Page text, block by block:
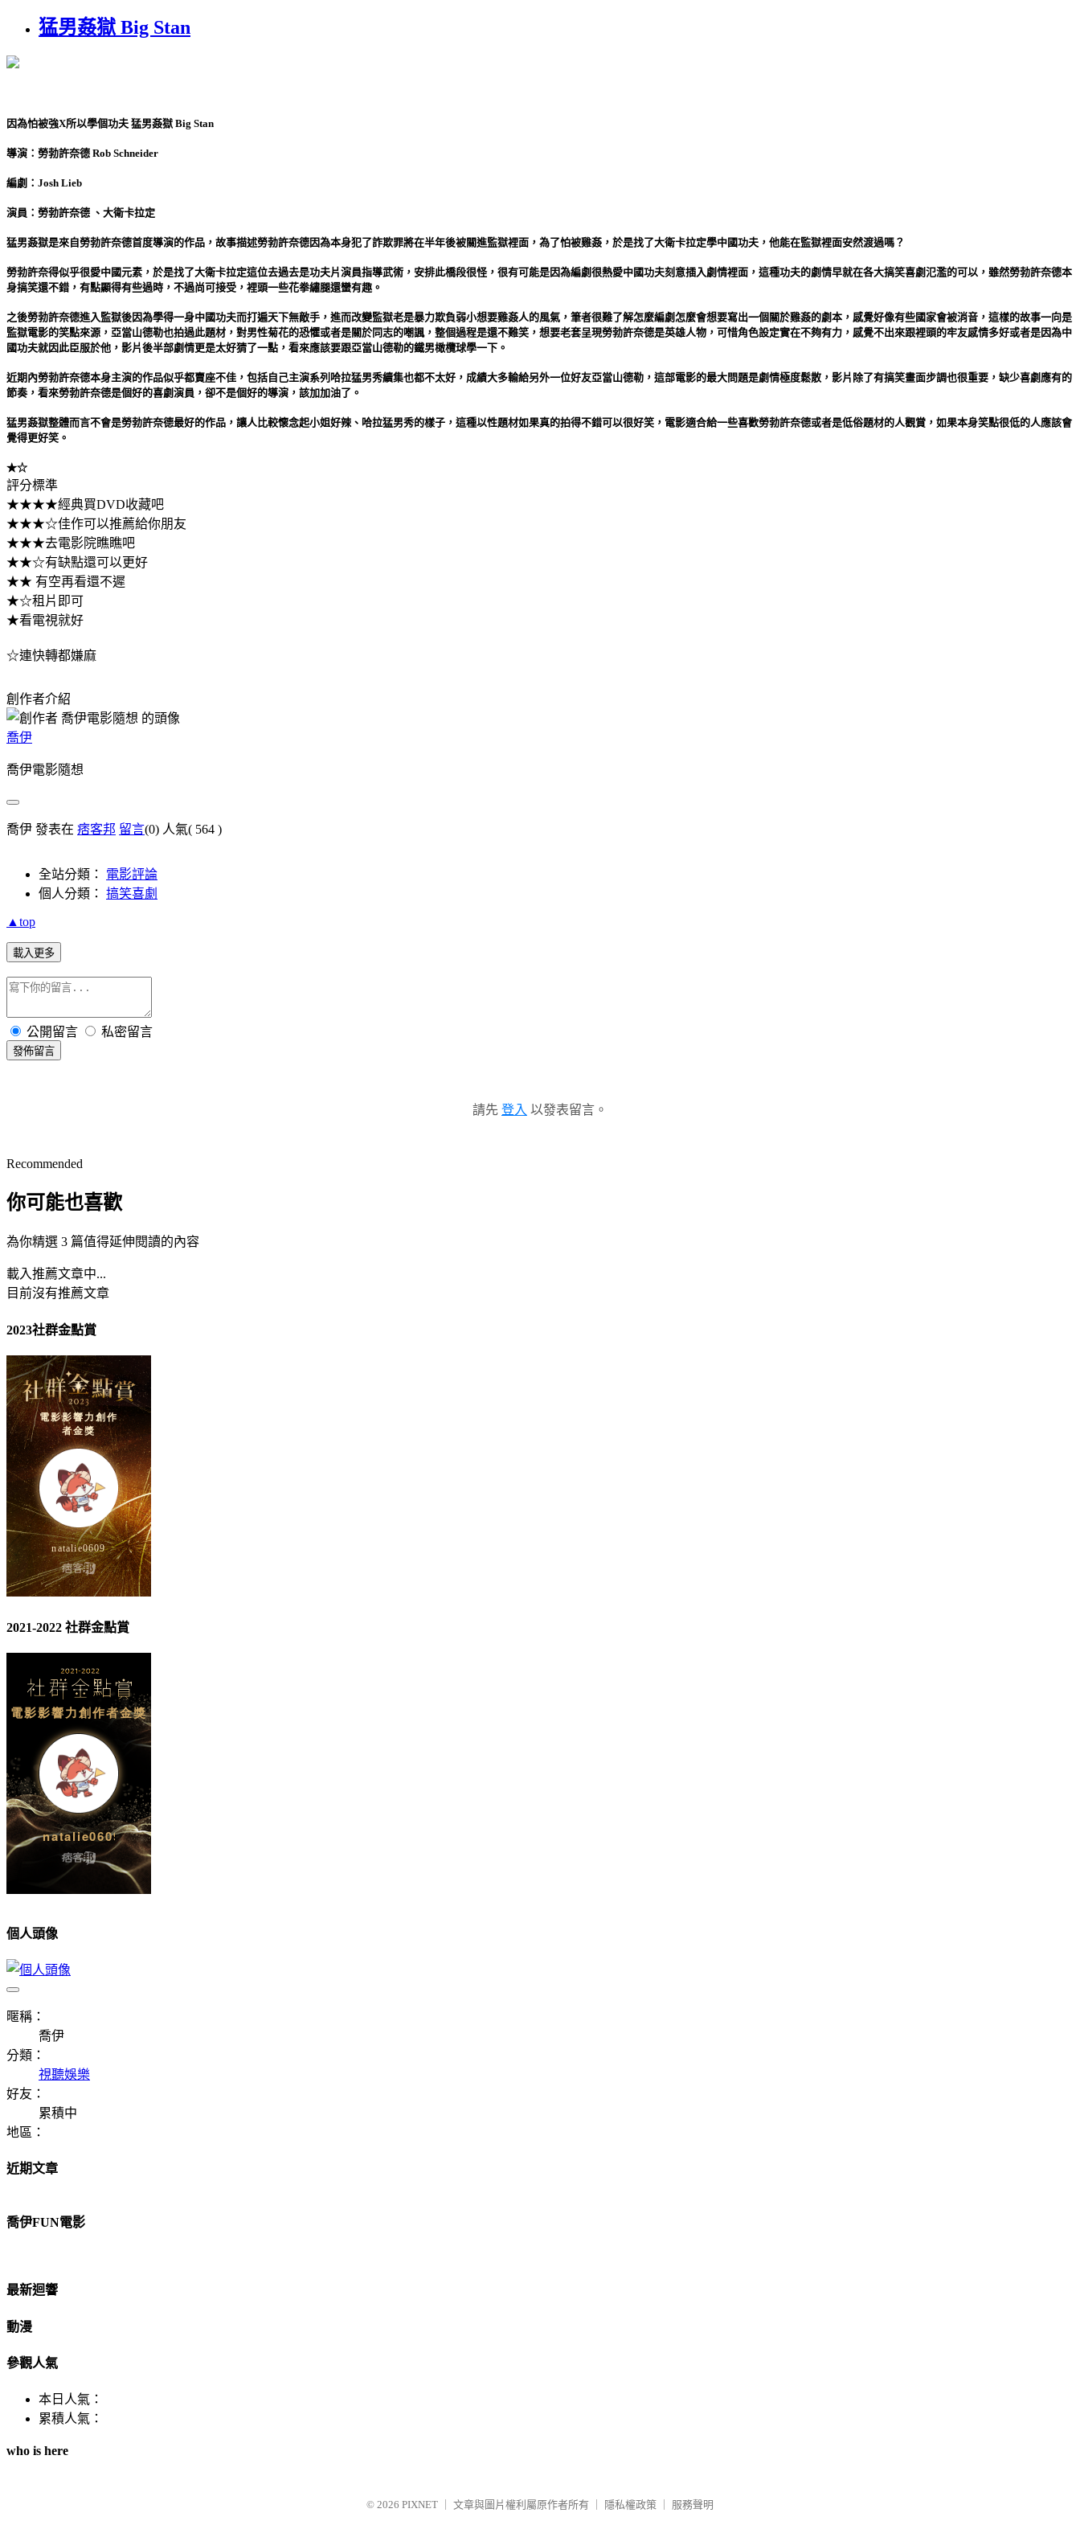
猛男姦獄 Big Stan
因為怕被強X所以學個功夫 猛男姦獄 Big Stan
導演：勞勃許奈德 Rob Schneider
編劇：Josh Lieb
演員：勞勃許奈德 、大衛卡拉定
猛男姦獄是來自勞勃許奈德首度導演的作品，故事描述勞勃許奈德因為本身犯了詐欺罪將在半年後被關進監獄裡面，為了怕被雞姦，於是找了大衛卡拉定學中國功夫，他能在監獄裡面安然渡過嗎？
勞勃許奈得似乎很愛中國元素，於是找了大衛卡拉定這位去過去是功夫片演員指導武術，安排此橋段很怪，很有可能是因為編劇很熱愛中國功夫刻意插入劇情裡面，這種功夫的劇情早就在各大搞笑喜劇氾濫的可以，雖然勞勃許奈德本
身搞笑還不錯，有點顯得有些過時，不過尚可接受，裡頭一些花拳繡腿還蠻有趣。
之後勞勃許奈德進入監獄後因為學得一身中國功夫而打遍天下無敵手，進而改變監獄老是暴力欺負弱小想要雞姦人的風氣，筆者很難了解怎麼編劇怎麼會想要寫出一個關於雞姦的劇本，感覺好像有些國家會被消音，這樣的故事一向是
監獄電影的笑點來源，亞當山德勒也拍過此題材，對男性菊花的恐懼或者是關於同志的嘲諷，整個過程是還不難笑，想要老套呈現勞勃許奈德是英雄人物，可惜角色設定實在不夠有力，感覺不出來跟裡頭的牢友感情多好或者是因為中
國功夫就因此臣服於他，影片後半部劇情更是太好猜了一點，看來應該要跟亞當山德勒的鐵男橄欖球學一下。
近期內勞勃許奈德本身主演的作品似乎都賣座不佳，包括自己主演系列哈拉猛男秀續集也都不太好，成績大多輸給另外一位好友亞當山德勒，這部電影的最大問題是劇情極度鬆散，影片除了有搞笑畫面步調也很重要，缺少喜劇應有的
節奏，看來勞勃許奈德是個好的喜劇演員，卻不是個好的導演，該加加油了。
猛男姦獄整體而言不會是勞勃許奈德最好的作品，讓人比較懷念起小姐好辣、哈拉猛男秀的樣子，這種以性題材如果真的拍得不錯可以很好笑，電影適合給一些喜歡勞勃許奈德或者是低俗題材的人觀賞，如果本身笑點很低的人應該會
覺得更好笑。
★☆
評分標準
★★★★經典買DVD收藏吧
★★★☆佳作可以推薦給你朋友
★★★去電影院瞧瞧吧
★★☆有缺點還可以更好
★★ 有空再看還不遲
★☆租片即可
★看電視就好
☆連快轉都嫌麻
創作者介紹
喬伊
喬伊電影隨想
喬伊 發表在 痞客邦 留言(0) 人氣( 564 )
全站分類： 電影評論
個人分類： 搞笑喜劇
▲top
載入更多
公開留言 私密留言
發佈留言
請先 登入 以發表留言。
Recommended
你可能也喜歡
為你精選 3 篇值得延伸閱讀的內容
載入推薦文章中...
目前沒有推薦文章
2023社群金點賞
2021-2022 社群金點賞
個人頭像
暱稱：
喬伊
分類：
視聽娛樂
好友：
累積中
地區：
近期文章
喬伊FUN電影
最新迴響
動漫
參觀人氣
本日人氣：
累積人氣：
who is here
© 2026 PIXNET 文章與圖片權利屬原作者所有 隱私權政策 服務聲明